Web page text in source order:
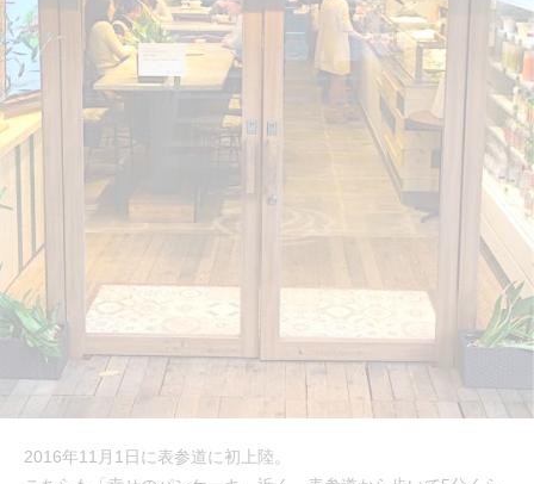
2016年11月1日に表参道に初上陸。